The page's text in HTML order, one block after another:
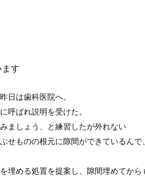
す
日は歯科医院へ。
呼ばれ説明を受けた。
ましょう、と練習したが外れない
せものの根元に隙間ができているんで
埋める処置を提案し、隙間埋めてから